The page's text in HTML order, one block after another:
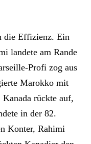
die Effizienz. Ein
landete am Rande
Profi zog aus
Marokko mit
rückte auf,
in der 82.
Konter, Rahimi